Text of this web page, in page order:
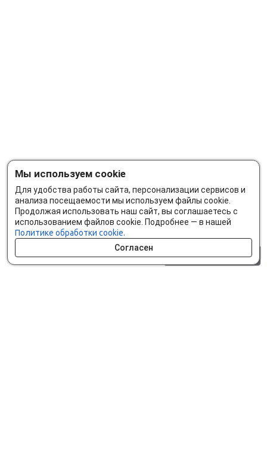
Мы используем cookie
Для удобства работы сайта, персонализации сервисов и
анализа посещаемости мы используем файлы cookie.
Продолжая использовать наш сайт, вы соглашаетесь с
использованием файлов cookie. Подробнее — в нашей
Политике обработки cookie.
Согласен